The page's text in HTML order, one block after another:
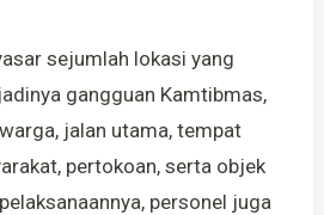
sejumlah lokasi yang
gangguan Kamtibmas,
jalan utama, tempat
pertokoan, serta objek
personel juga